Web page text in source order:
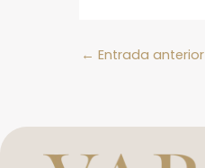
← Entrada anterior